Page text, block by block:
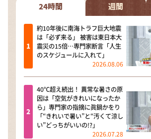
本日はダイアンなり！シーズン２
朝だ！生です旅サラダ
教えて！ニュースライブ 正義のミカタ
ＬＩＦＥ～夢のカタチ～
新婚さんいらっしゃい！
ポツンと一軒家
ザキ山小屋本館
ぺこぱのまるスポ
24時間 週間
約10年後に南海トラフ巨大地震
は「必ず来る」 被害は東日本大
震災の15倍…専門家断言「人生
のスケジュールに入れて」
2026.08.06
40℃超え続出！ 異常な暑さの原
因は「空気がきれいになったか
ら」専門家の指摘に眞鍋かをり
「“きれいで暑い”と“汚くて涼し
い”どっちがいいの!?」
2026.07.28